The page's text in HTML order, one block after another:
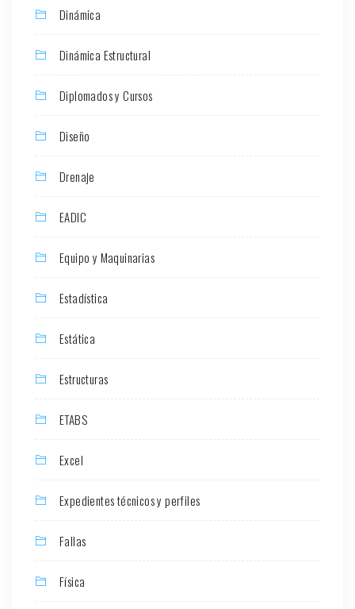
Dinámica
Dinámica Estructural
Diplomados y Cursos
Diseño
Drenaje
EADIC
Equipo y Maquinarias
Estadística
Estática
Estructuras
ETABS
Excel
Expedientes técnicos y perfiles
Fallas
Física